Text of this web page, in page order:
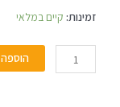
זמינות: קיים במלאי
כמות
קוסמות